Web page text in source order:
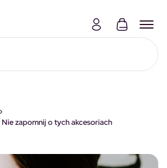
›
zapomnij o tych akcesoriach